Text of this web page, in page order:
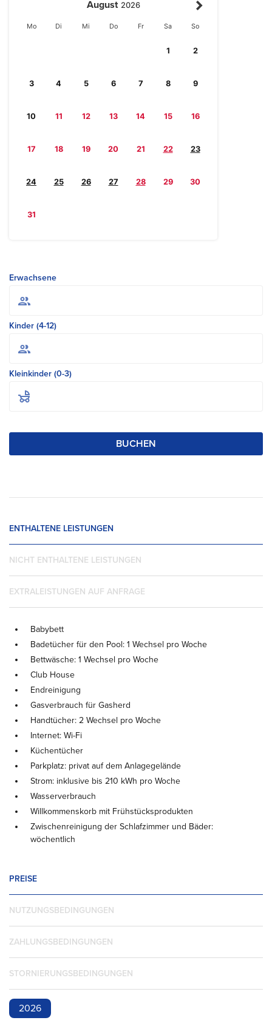
August 2026
Mo Di Mi Do Fr Sa So
1 2
3 4 5 6 7 8 9
10 11 12 13 14 15 16
17 18 19 20 21 22 23
24 25 26 27 28 29 30
31
Erwachsene
Kinder (4-12)
Kleinkinder (0-3)
BUCHEN
ENTHALTENE LEISTUNGEN
NICHT ENTHALTENE LEISTUNGEN
EXTRALEISTUNGEN AUF ANFRAGE
Babybett
Badetücher für den Pool: 1 Wechsel pro Woche
Bettwäsche: 1 Wechsel pro Woche
Club House
Endreinigung
Gasverbrauch für Gasherd
Handtücher: 2 Wechsel pro Woche
Internet: Wi-Fi
Küchentücher
Parkplatz: privat auf dem Anlagegelände
Strom: inklusive bis 210 kWh pro Woche
Wasserverbrauch
Willkommenskorb mit Frühstücksprodukten
Zwischenreinigung der Schlafzimmer und Bäder:
wöchentlich
PREISE
NUTZUNGSBEDINGUNGEN
ZAHLUNGSBEDINGUNGEN
STORNIERUNGSBEDINGUNGEN
2026